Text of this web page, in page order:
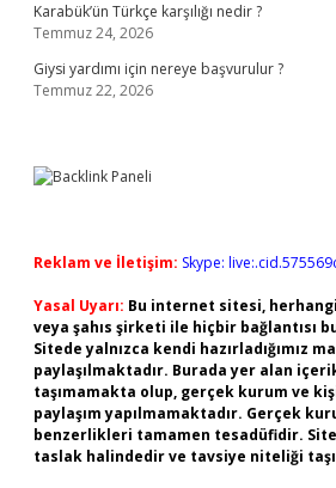
Karabük’ün Türkçe karşılığı nedir ?
Temmuz 24, 2026
Giysi yardımı için nereye başvurulur ?
Temmuz 22, 2026
Reklam ve İletişim: Skype:
Yasal Uyarı: Bu internet sitesi,
veya şahıs şirketi ile hiçbir bağlantısı
Sitede yalnızca kendi hazırladığımız
paylaşılmaktadır. Burada yer alan
taşımamakta olup, gerçek kurum ve
paylaşım yapılmamaktadır. Gerçek
benzerlikleri tamamen tesadüfidir.
taslak halindedir ve tavsiye niteliği